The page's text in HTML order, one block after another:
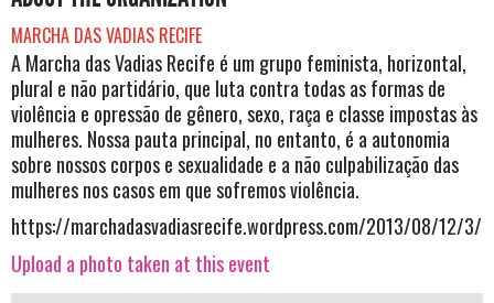
MARCHA DAS VADIAS RECIFE
A Marcha das Vadias Recife é um grupo feminista, horizontal,
plural e não partidário, que luta contra todas as formas de
violência e opressão de gênero, sexo, raça e classe impostas às
mulheres. Nossa pauta principal, no entanto, é a autonomia
sobre nossos corpos e sexualidade e a não culpabilização das
mulheres nos casos em que sofremos violência.
https://marchadasvadiasrecife.wordpress.com/2013/08/12/3/
Upload a photo taken at this event